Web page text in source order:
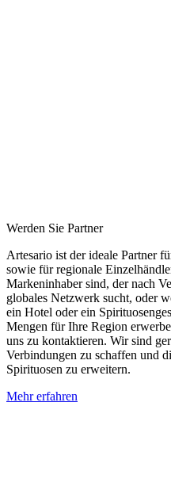
Werden Sie Partner
Artesario ist der ideale Partner
sowie für regionale
Markeninhaber sind, der nach
globales Netzwerk sucht, oder
ein Hotel oder ein
Mengen für Ihre Region
uns zu kontaktieren. Wir sind
Verbindungen zu schaffen und
Spirituosen zu erweitern.
Mehr erfahren